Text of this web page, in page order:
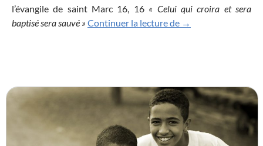
l’évangile de saint Marc 16, 16 « Celui qui croira et sera
baptisé sera sauvé » Continuer la lecture de Dès que Jésus fut
→